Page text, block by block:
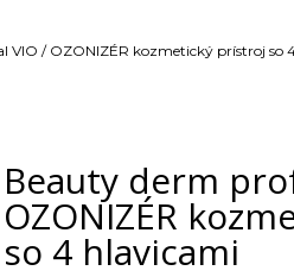
VIO / OZONIZÉR kozmetický prístroj so
Beauty derm
OZONIZÉR
so 4 hlavicami